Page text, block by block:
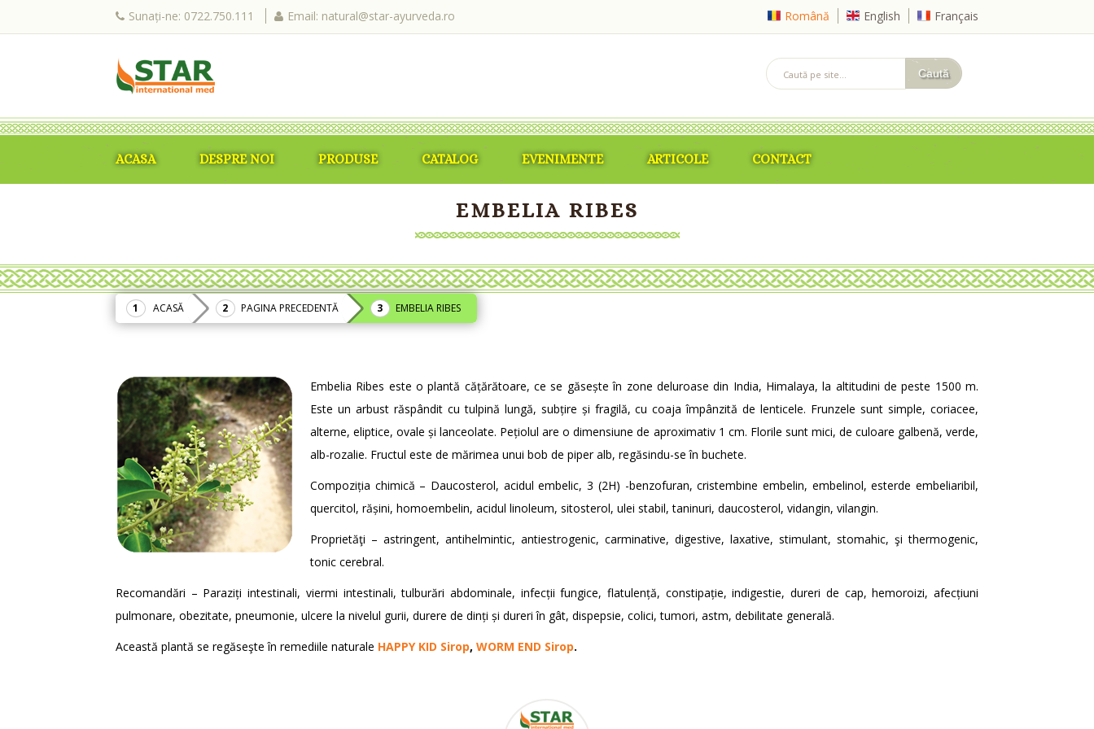
Sunați-ne: 0722.750.111 Email: natural@star-ayurveda.ro Română English Français
ACASA DESPRE NOI PRODUSE CATALOG EVENIMENTE ARTICOLE CONTACT
EMBELIA RIBES
ACASĂ PAGINA PRECEDENTĂ EMBELIA RIBES
Embelia Ribes este o plantă cățărătoare, ce se găsește în zone deluroase din India, Himalaya, la altitudini de peste 1500 m.
Este un arbust răspândit cu tulpină lungă, subțire și fragilă, cu coaja împânzită de lenticele. Frunzele sunt simple, coriacee,
alterne, eliptice, ovale și lanceolate. Pețiolul are o dimensiune de aproximativ 1 cm. Florile sunt mici, de culoare galbenă, verde,
alb-rozalie. Fructul este de mărimea unui bob de piper alb, regăsindu-se în buchete.
Compoziția chimică – Daucosterol, acidul embelic, 3 (2H) -benzofuran, cristembine embelin, embelinol, esterde embeliaribil,
quercitol, rășini, homoembelin, acidul linoleum, sitosterol, ulei stabil, taninuri, daucosterol, vidangin, vilangin.
Proprietăţi – astringent, antihelmintic, antiestrogenic, carminative, digestive, laxative, stimulant, stomahic, şi thermogenic,
tonic cerebral.
Recomandări – Paraziți intestinali, viermi intestinali, tulburări abdominale, infecții fungice, flatulență, constipație, indigestie, dureri de cap, hemoroizi, afecțiuni
pulmonare, obezitate, pneumonie, ulcere la nivelul gurii, durere de dinți și dureri în gât, dispepsie, colici, tumori, astm, debilitate generală.
Această plantă se regăseşte în remediile naturale HAPPY KID Sirop, WORM END Sirop.